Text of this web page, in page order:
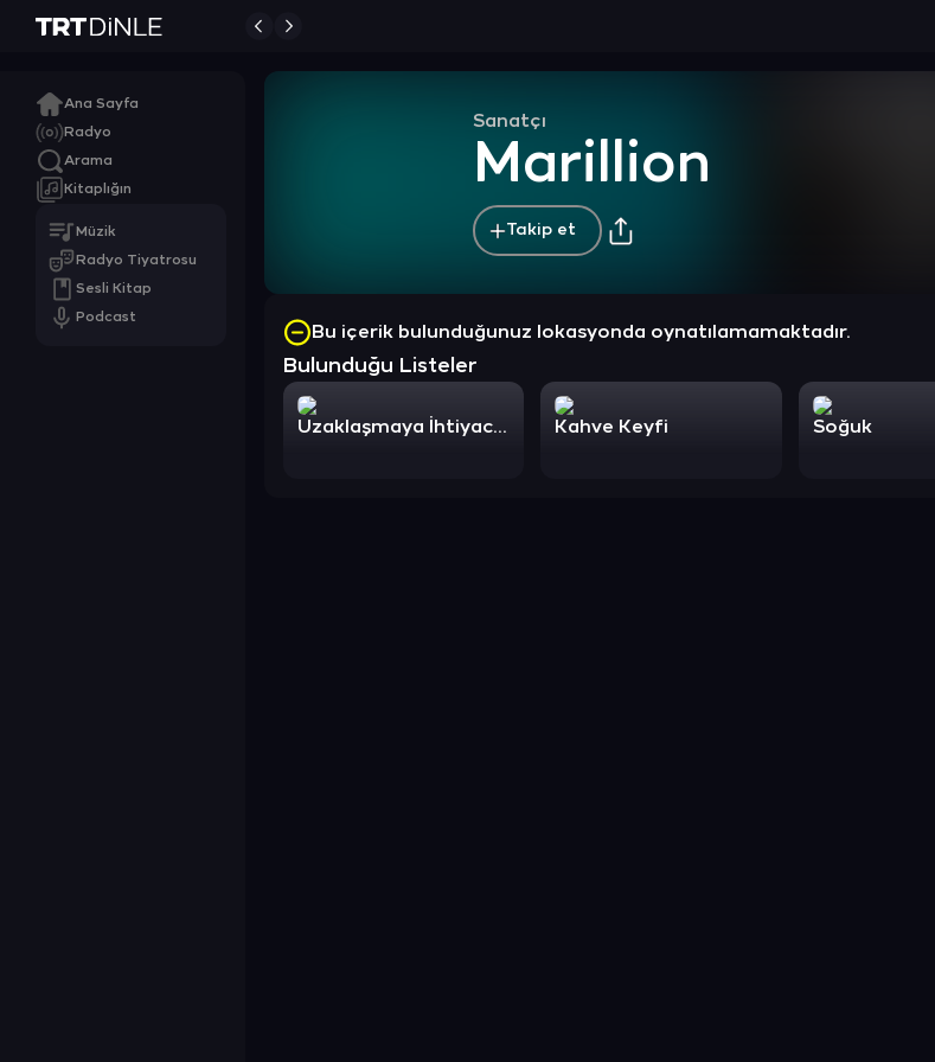
Ana Sayfa
Radyo
Arama
Kitaplığın
Müzik
Radyo Tiyatrosu
Sesli Kitap
Podcast
Sanatçı
Marillion
Takip et
Bu içerik bulunduğunuz lokasyonda oynatılamamaktadır.
Bulunduğu Listeler
Uzaklaşmaya İhtiyacım Var Kahve Keyfi Soğuk